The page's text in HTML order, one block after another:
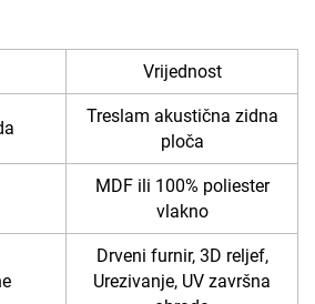
Vrijednost
Treslam akustična zidna
ploča
MDF ili 100% poliester
vlakno
Drveni furnir, 3D reljef,
Urezivanje, UV završna